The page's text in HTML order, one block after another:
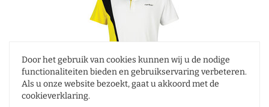
Door het gebruik van cookies kunnen wij u de nodige
functionaliteiten bieden en gebruikservaring verbeteren.
Als u onze website bezoekt, gaat u akkoord met de
cookieverklaring.